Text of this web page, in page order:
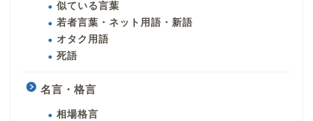
似ている言葉
若者言葉・ネット用語・新語
オタク用語
死語
名言・格言
相場格言